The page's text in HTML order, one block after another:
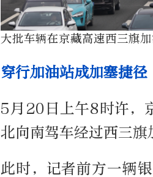
大批车辆在京藏高速西三旗
穿行加油站成加塞捷径
5 月 20 日上午8时许，
北向南驾车经过西三旗
此时，记者前方一辆